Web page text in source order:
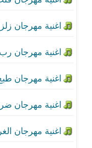
اغنية
اغنية
اغنية